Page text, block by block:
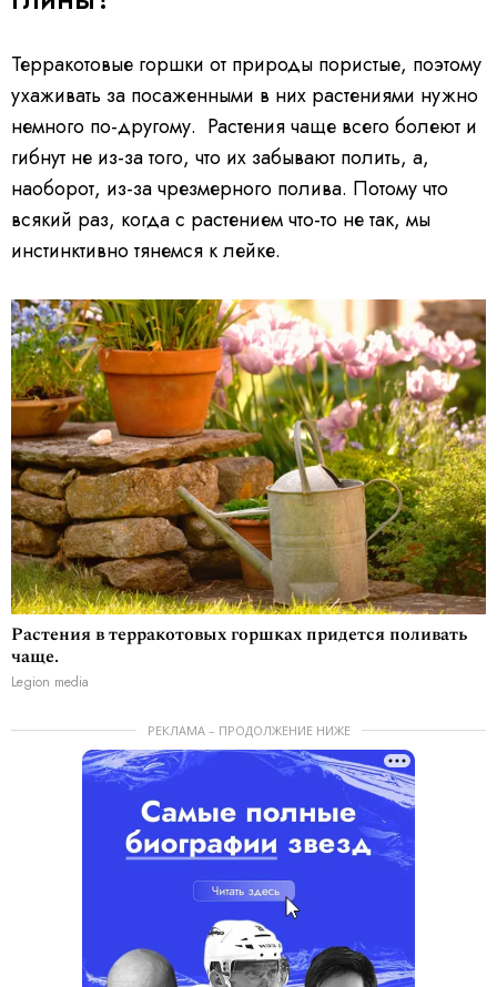
Терракотовые горшки от природы пористые, поэтому
ухаживать за посаженными в них растениями нужно
немного по-другому. Растения чаще всего болеют и
гибнут не из-за того, что их забывают полить, а,
наоборот, из-за чрезмерного полива. Потому что
всякий раз, когда с растением что-то не так, мы
инстинктивно тянемся к лейке.
Растения в терракотовых горшках придется поливать
чаще.
Legion media
РЕКЛАМА – ПРОДОЛЖЕНИЕ НИЖЕ